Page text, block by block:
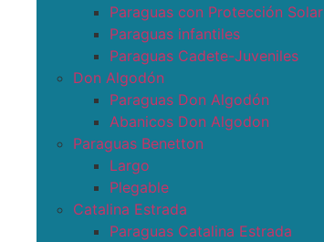
Paraguas con Protección Solar
Paraguas infantiles
Paraguas Cadete-Juveniles
Don Algodón
Paraguas Don Algodón
Abanicos Don Algodon
Paraguas Benetton
Largo
Plegable
Catalina Estrada
Paraguas Catalina Estrada